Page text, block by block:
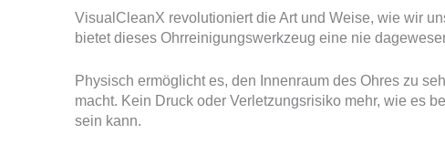
VisualCleanX revolutioniert die Art und Weise, wie wir
bietet dieses Ohrreinigungswerkzeug eine nie
Physisch ermöglicht es, den Innenraum des Ohres zu
macht. Kein Druck oder Verletzungsrisiko mehr, wie es
sein kann.